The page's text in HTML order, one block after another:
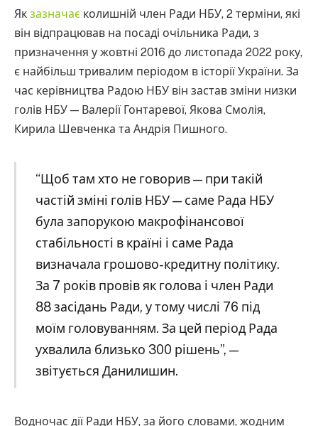
Як зазначає колишній член Ради НБУ, 2 терміни, які
він відпрацював на посаді очільника Ради, з
призначення у жовтні 2016 до листопада 2022 року,
є найбільш тривалим періодом в історії України. За
час керівництва Радою НБУ він застав зміни низки
голів НБУ — Валерії Гонтаревої, Якова Смолія,
Кирила Шевченка та Андрія Пишного.
“Щоб там хто не говорив — при такій
частій зміні голів НБУ — саме Рада НБУ
була запорукою макрофінансової
стабільності в країні і саме Рада
визначала грошово-кредитну політику.
За 7 років провів як голова і член Ради
88 засідань Ради, у тому числі 76 під
моїм головуванням. За цей період Рада
ухвалила близько 300 рішень”, —
звітується Данилишин.
Водночас дії Ради НБУ, за його словами, жодним